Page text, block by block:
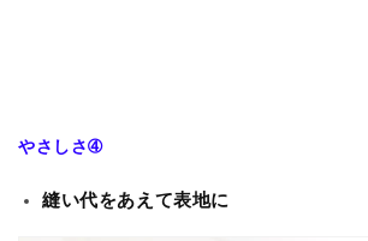
やさしさ➃
縫い代をあえて表地に